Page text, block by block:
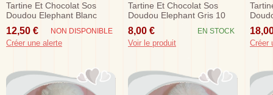
Tartine Et Chocolat Sos
Doudou Elephant Blanc
Mouchoir
12,50 € NON DISPONIBLE
Créer une alerte
Tartine Et Chocolat Sos
Doudou Elephant Gris 10
Cm
8,00 € EN STOCK
Voir le produit Créer